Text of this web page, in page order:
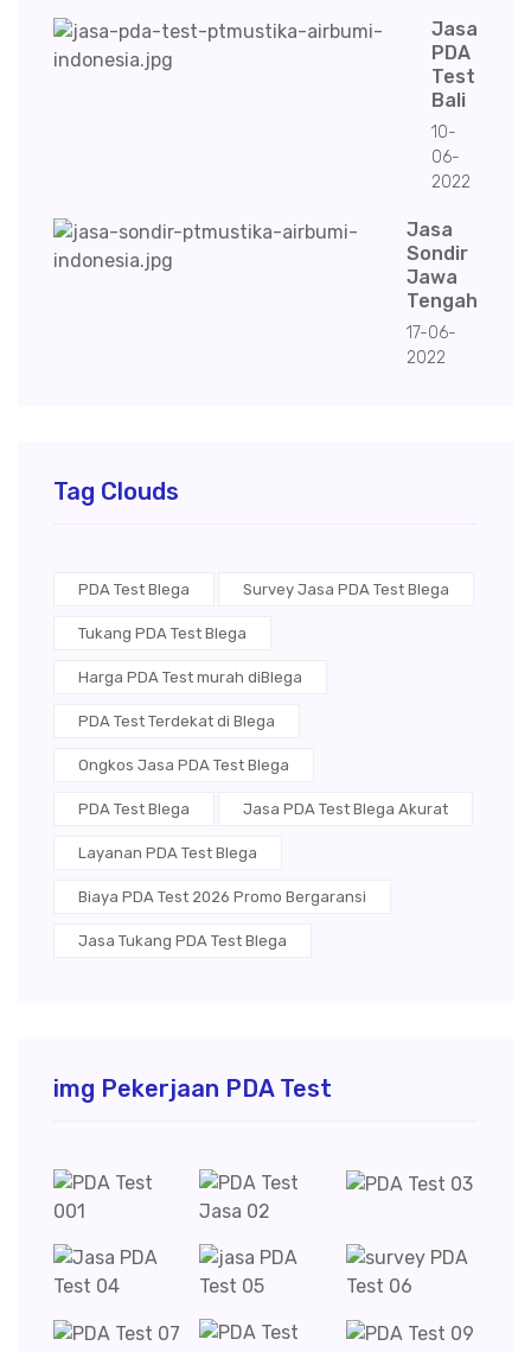
Jasa
PDA
Test
Bali
10-
06-
2022
Jasa
Sondir
Jawa
Tengah
17-06-
2022
Tag Clouds
PDA Test Blega Survey Jasa PDA Test Blega
Tukang PDA Test Blega
Harga PDA Test murah diBlega
PDA Test Terdekat di Blega
Ongkos Jasa PDA Test Blega
PDA Test Blega Jasa PDA Test Blega Akurat
Layanan PDA Test Blega
Biaya PDA Test 2026 Promo Bergaransi
Jasa Tukang PDA Test Blega
img Pekerjaan PDA Test